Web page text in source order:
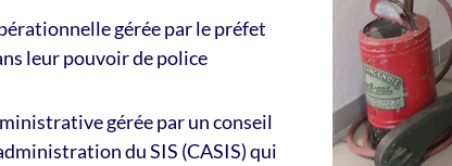
gérée par le préfet
leur pouvoir de police
gérée par un conseil
du SIS (CASIS) qui